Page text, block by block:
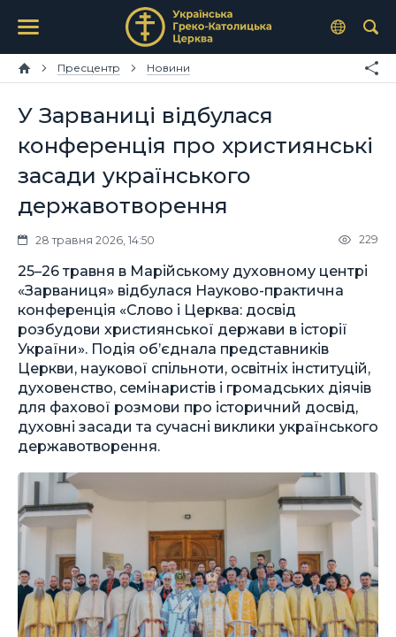
Пресцентр Новини
У Зарваниці відбулася
конференція про християнські
засади українського
державотворення
28 травня 2026, 14:50 229
25–26 травня в Марійському духовному центрі
«Зарваниця» відбулася Науково-практична
конференція «Слово і Церква: досвід
розбудови християнської держави в історії
України». Подія об’єднала представників
Церкви, наукової спільноти, освітніх інституцій,
духовенство, семінаристів і громадських діячів
для фахової розмови про історичний досвід,
духовні засади та сучасні виклики українського
державотворення.